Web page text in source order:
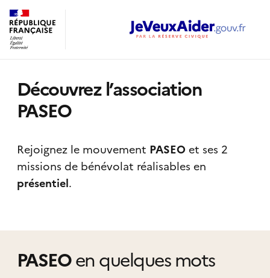
Découvrez l’association
PASEO
Rejoignez le mouvement PASEO et ses 2
missions de bénévolat réalisables en
présentiel.
PASEOen quelques mots